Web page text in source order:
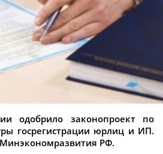
одобрило законопроект по
госрегистрации юрлиц и ИП.
РФ.